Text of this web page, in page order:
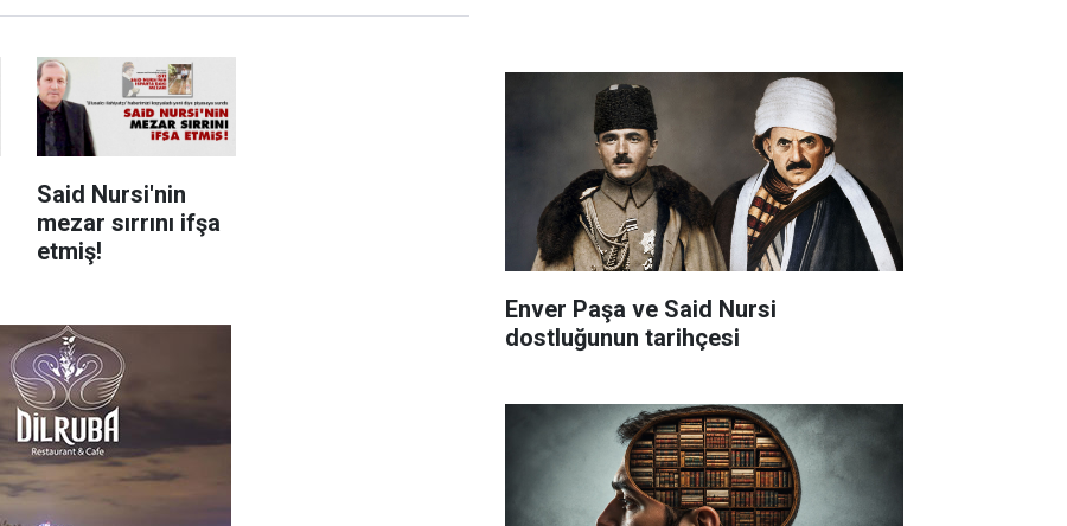
Said Nursi'nin
mezar sırrını ifşa
etmiş!
Enver Paşa ve Said Nursi
dostluğunun tarihçesi